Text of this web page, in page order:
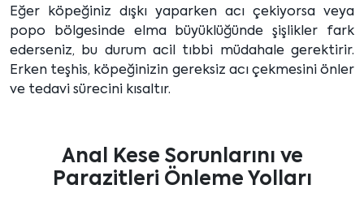
Eğer köpeğiniz dışkı yaparken acı çekiyorsa veya
popo bölgesinde elma büyüklüğünde şişlikler fark
ederseniz, bu durum acil tıbbi müdahale gerektirir.
Erken teşhis, köpeğinizin gereksiz acı çekmesini önler
ve tedavi sürecini kısaltır.
Anal Kese Sorunlarını ve
Parazitleri Önleme Yolları